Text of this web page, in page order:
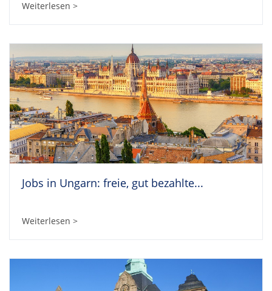
Weiterlesen >
Jobs in Ungarn: freie, gut bezahlte...
Weiterlesen >